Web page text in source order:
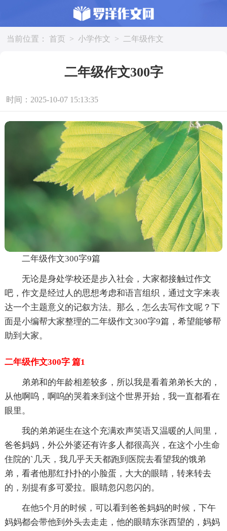
当前位置： 首页 > 小学作文 > 二年级作文
二年级作文300字
时间：2025-10-07 15:13:35
二年级作文300字9篇
无论是身处学校还是步入社会，大家都接触过作文
吧，作文是经过人的思想考虑和语言组织，通过文字来表
达一个主题意义的记叙方法。那么，怎么去写作文呢？下
面是小编帮大家整理的二年级作文300字9篇，希望能够帮
助到大家。
二年级作文300字 篇1
弟弟和的年龄相差较多，所以我是看着弟弟长大的，
从他啊呜，啊呜的哭着来到这个世界开始，我一直都看在
眼里。
我的弟弟诞生在这个充满欢声笑语又温暖的人间里，
爸爸妈妈，外公外婆还有许多人都很高兴，在这个小生命
住院的`几天，我几乎天天都跑到医院去看望我的饿弟
弟，看者他那红扑扑的小脸蛋，大大的眼睛，转来转去
的，别提有多可爱拉。眼睛忽闪忽闪的。
在他5个月的时候，可以看到爸爸妈妈的时候，下午
妈妈都会带他到外头去走走，他的眼睛东张西望的，妈妈